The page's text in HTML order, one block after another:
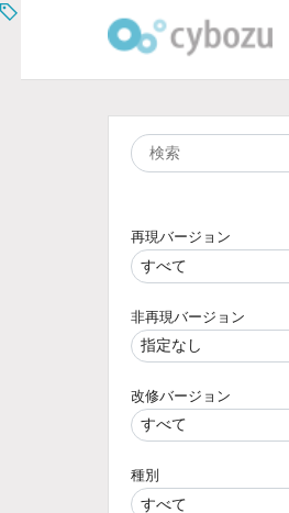
再現バージョン
非再現バージョン
改修バージョン
種別